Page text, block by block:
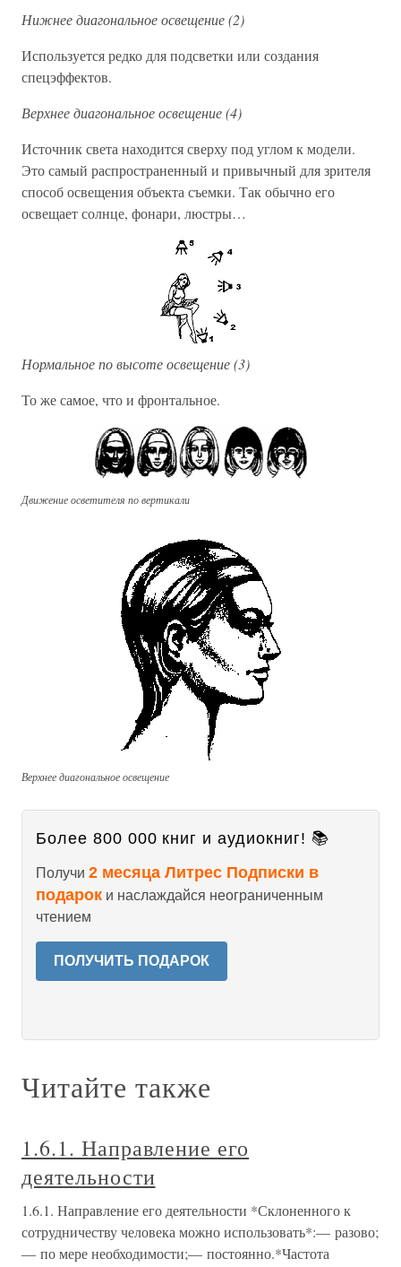
Нижнее диагональное освещение (2)
Используется редко для подсветки или создания
спецэффектов.
Верхнее диагональное освещение (4)
Источник света находится сверху под углом к модели.
Это самый распространенный и привычный для зрителя
способ освещения объекта съемки. Так обычно его
освещает солнце, фонари, люстры…
Нормальное по высоте освещение (3)
То же самое, что и фронтальное.
Движение осветителя по вертикали
Верхнее диагональное освещение
Более 800 000 книг и аудиокниг! 📚
Получи 2 месяца Литрес Подписки в
подарок и наслаждайся неограниченным
чтением
ПОЛУЧИТЬ ПОДАРОК
Читайте также
1.6.1. Направление его
деятельности
1.6.1. Направление его деятельности *Склоненного к
сотрудничеству человека можно использовать*:— разово;
— по мере необходимости;— постоянно.*Частота